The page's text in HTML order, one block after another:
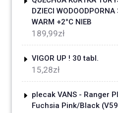
DZIECI
WARM +2°C NIEB
189,99zł
VIGOR UP ! 30 tabl.
15,28zł
plecak VANS - Ranger
Fuchsia Pink/Black